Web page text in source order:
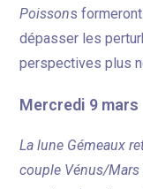
Poissons
dépasser les
perspectives plus
Mercredi 9 mars
La lune Gémeaux
couple Vénus/Mars